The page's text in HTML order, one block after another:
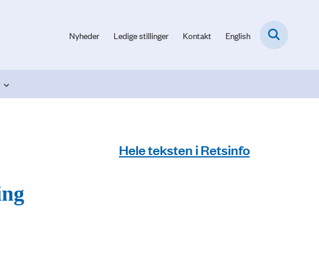
Nyheder Ledige stillinger Kontakt English
Hele teksten i Retsinfo